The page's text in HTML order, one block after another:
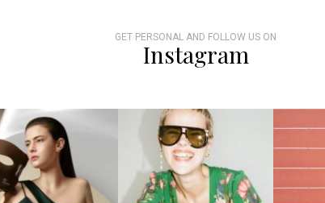
GET PERSONAL AND FOLLOW US ON
Instagram